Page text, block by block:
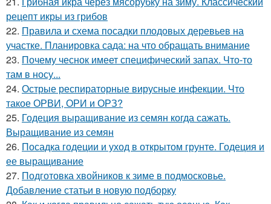
рецепт икры из грибов
22. Правила и схема посадки плодовых деревьев на
участке. Планировка сада: на что обращать внимание
23. Почему чеснок имеет специфический запах. Что-то
там в носу...
24. Острые респираторные вирусные инфекции. Что
такое ОРВИ, ОРИ и ОРЗ?
25. Годеция выращивание из семян когда сажать.
Выращивание из семян
26. Посадка годеции и уход в открытом грунте. Годеция и
ее выращивание
27. Подготовка хвойников к зиме в подмосковье.
Добавление статьи в новую подборку